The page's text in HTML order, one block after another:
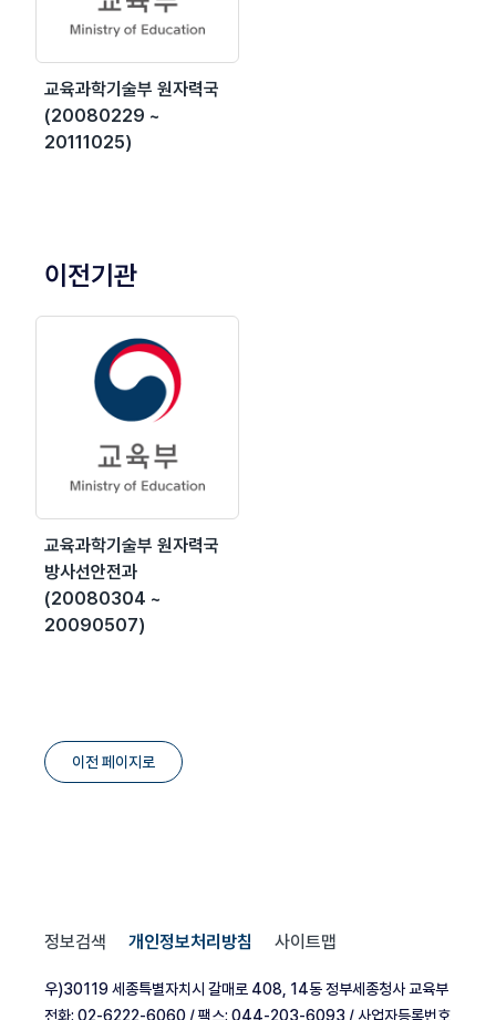
교육과학기술부 원자력국
(20080229 ~
20111025)
이전기관
교육과학기술부 원자력국
방사선안전과
(20080304 ~
20090507)
이전 페이지로
정보검색 개인정보처리방침 사이트맵
우)30119 세종특별자치시 갈매로 408, 14동 정부세종청사 교육부
전화: 02-6222-6060 / 팩스: 044-203-6093 / 사업자등록번호